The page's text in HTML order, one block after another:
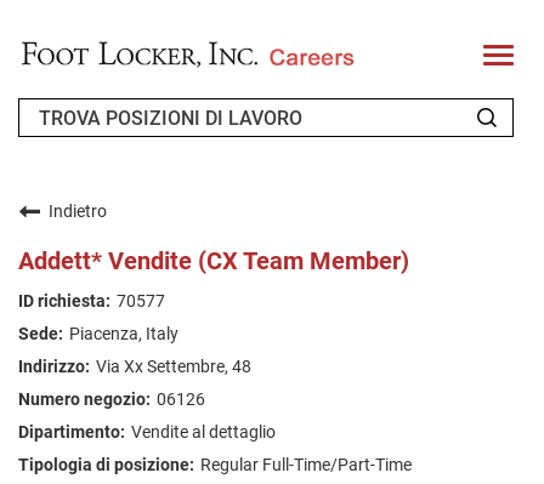
T
o
l
FAQ
CERCA LAVORO
Indietro
Addett* Vendite (CX Team Member)
70577
Piacenza, Italy
Via Xx Settembre, 48
06126
Vendite al dettaglio
Regular Full-Time/Part-Time